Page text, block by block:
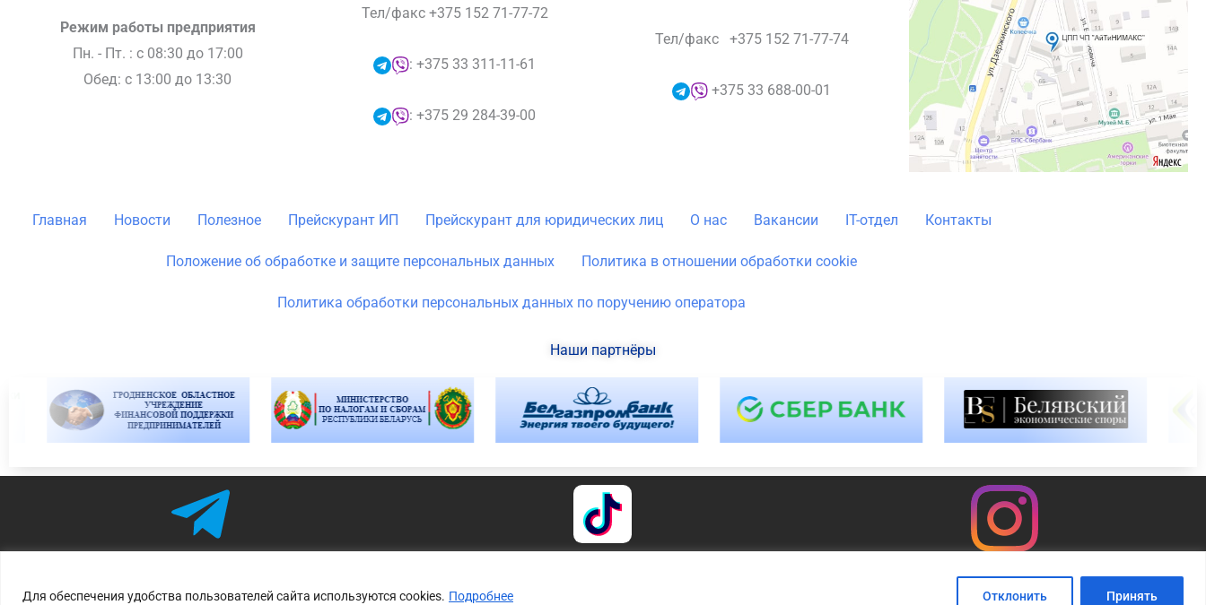
Для обеспечения удобства пользователей сайта используются cookies. Подробнее Отклонить Принять
Режим работы предприятия
Пн. - Пт. : c 08:30 до 17:00
Обед: с 13:00 до 13:30
Тел/факс +375 152 71-77-72
: +375 33 311-11-61
: +375 29 284-39-00
Тел/факс +375 152 71-77-74
+375 33 688-00-01
Главная Новости Полезное Прейскурант ИП Прейскурант для юридических лиц О нас Вакансии IT-отдел Контакты
Положение об обработке и защите персональных данных Политика в отношении обработки cookie
Политика обработки персональных данных по поручению оператора
Наши партнёры